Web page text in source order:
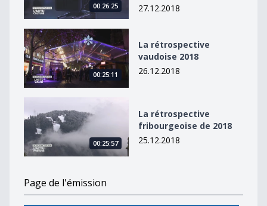
00:26:25
27.12.2018
La rétrospective vaudoise 2018
00:25:11
La rétrospective
vaudoise 2018
26.12.2018
00:25:57
La rétrospective
fribourgeoise de 2018
25.12.2018
Page de l'émission